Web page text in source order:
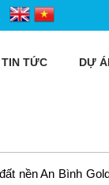
TIN TỨC DỰ
nềnAn Bình